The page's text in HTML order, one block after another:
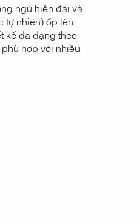
ngủ hiện đại và
tự nhiên) ốp lên
kế đa dạng theo
hợp với nhiều